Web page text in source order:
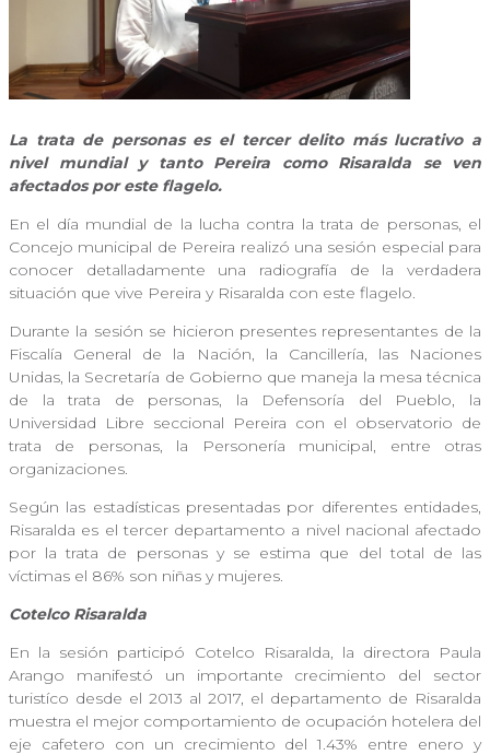
La trata de personas es el tercer delito más lucrativo a
nivel mundial y tanto Pereira como Risaralda se ven
afectados por este flagelo.
En el día mundial de la lucha contra la trata de personas, el
Concejo municipal de Pereira realizó una sesión especial para
conocer detalladamente una radiografía de la verdadera
situación que vive Pereira y Risaralda con este flagelo.
Durante la sesión se hicieron presentes representantes de la
Fiscalía General de la Nación, la Cancillería, las Naciones
Unidas, la Secretaría de Gobierno que maneja la mesa técnica
de la trata de personas, la Defensoría del Pueblo, la
Universidad Libre seccional Pereira con el observatorio de
trata de personas, la Personería municipal, entre otras
organizaciones.
Según las estadísticas presentadas por diferentes entidades,
Risaralda es el tercer departamento a nivel nacional afectado
por la trata de personas y se estima que del total de las
víctimas el 86% son niñas y mujeres.
Cotelco Risaralda
En la sesión participó Cotelco Risaralda, la directora Paula
Arango manifestó un importante crecimiento del sector
turistíco desde el 2013 al 2017, el departamento de Risaralda
muestra el mejor comportamiento de ocupación hotelera del
eje cafetero con un crecimiento del 1.43% entre enero y